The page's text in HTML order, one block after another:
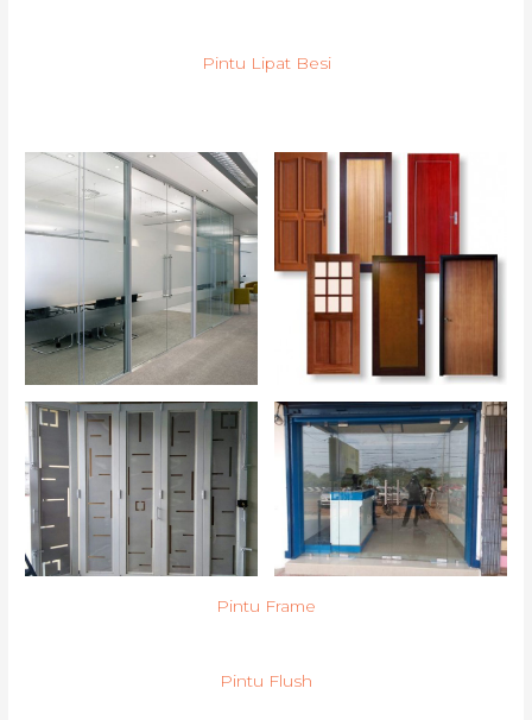
Pintu Lipat Besi
Pintu Frame
Pintu Flush